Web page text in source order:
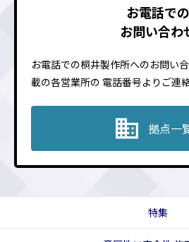
お電話での
お問い合わ
お電話での桐井製作所へのお問い合
載の各営業所の 電話番号よりご連
拠点一
特集